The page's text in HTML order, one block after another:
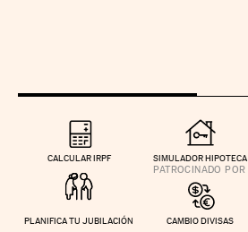
CALCULAR IRPF SIMULADOR HIPOTECA
PLANIFICA TU JUBILACIÓN CAMBIO DIVISAS